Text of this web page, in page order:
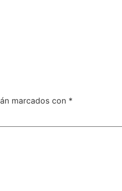
marcados con *